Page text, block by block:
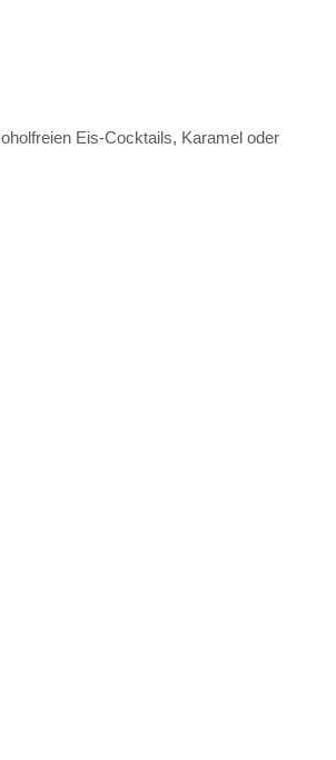
Eis-Cocktails, Karamel oder